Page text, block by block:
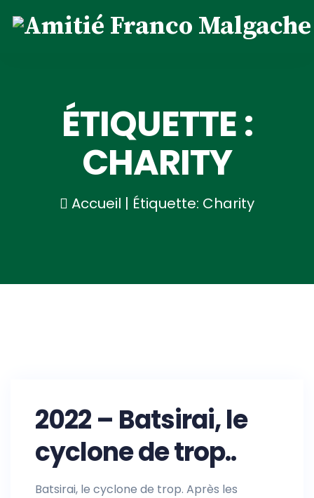
ÉTIQUETTE :
CHARITY
Accueil | Étiquette: Charity
2022 – Batsirai, le
cyclone de trop..
Batsirai, le cyclone de trop. Après les